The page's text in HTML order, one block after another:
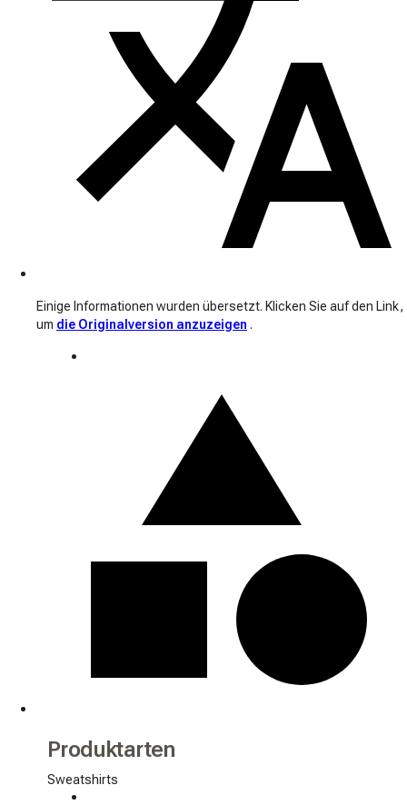
Einige Informationen wurden übersetzt. Klicken Sie auf den Link,
um die Originalversion anzuzeigen .
Produktarten
Sweatshirts